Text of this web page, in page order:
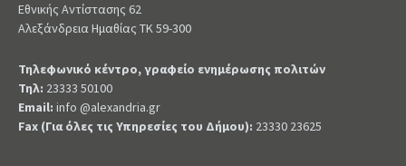
Εθνικής Αντίστασης 62
Αλεξάνδρεια Ημαθίας ΤΚ 59-300
Τηλεφωνικό κέντρο, γραφείο ενημέρωσης πολιτών
Τηλ: 23333 50100
Email: info @alexandria.gr
Fax (Για όλες τις Υπηρεσίες του Δήμου): 23330 23625